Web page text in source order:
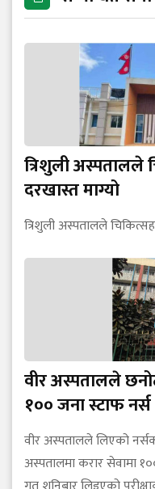
त्रिशुली अस्पतालले
दरखास्त माग्यो
त्रिशुली अस्पतालले
वीर अस्पतालले
१०० जना स्टाफ नर्स
वीर अस्पतालले लिएको
अस्पतालमा करार सेवामा